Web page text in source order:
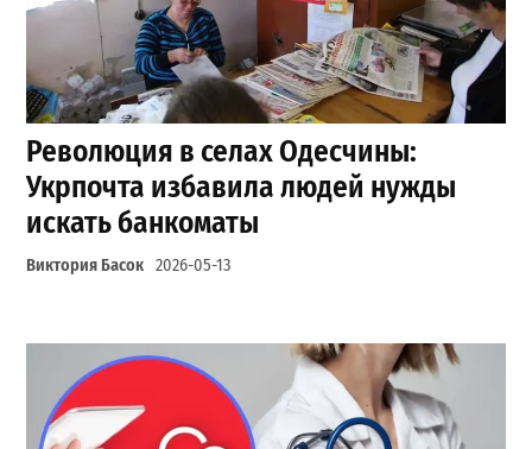
Революция в селах Одесчины:
Укрпочта избавила людей нужды
искать банкоматы
Виктория Басок 2026-05-13